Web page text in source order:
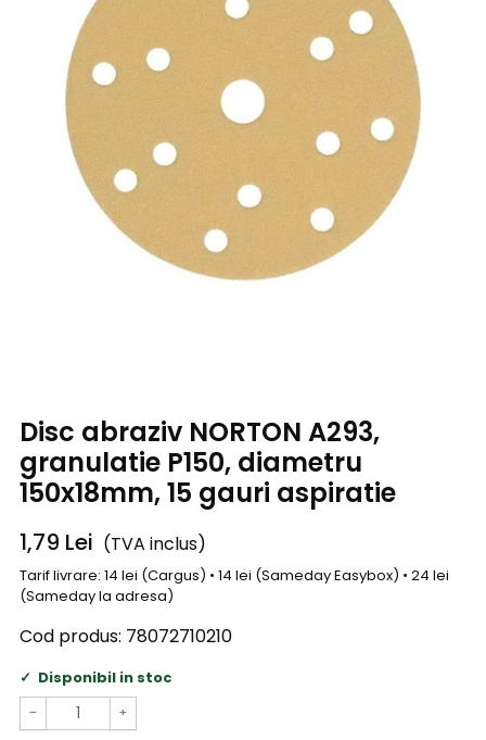
Disc abraziv NORTON A293,
granulatie P150, diametru
150x18mm, 15 gauri aspiratie
1,79 Lei (TVA inclus)
Tarif livrare: 14 lei (Cargus) • 14 lei (Sameday Easybox) • 24 lei
(Sameday la adresa)
Cod produs: 78072710210
Disponibil in stoc
− +